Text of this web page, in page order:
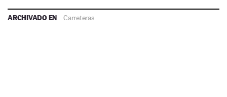
ARCHIVADO EN Carreteras